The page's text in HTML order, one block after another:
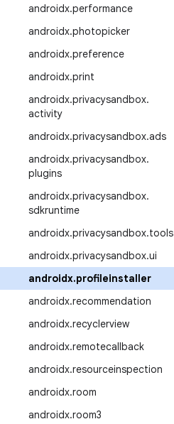
androidx.performance
androidx.photopicker
androidx.preference
androidx.print
androidx.privacysandbox.
activity
androidx.privacysandbox.ads
androidx.privacysandbox.
plugins
androidx.privacysandbox.
sdkruntime
androidx.privacysandbox.tools
androidx.privacysandbox.ui
androidx.profileinstaller
androidx.recommendation
androidx.recyclerview
androidx.remotecallback
androidx.resourceinspection
androidx.room
androidx.room3